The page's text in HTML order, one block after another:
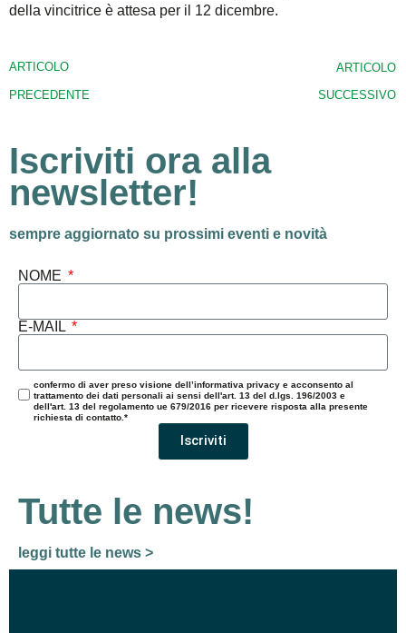
della vincitrice è attesa per il 12 dicembre.
ARTICOLO
PRECEDENTE
ARTICOLO
SUCCESSIVO
Iscriviti ora alla
newsletter!
sempre aggiornato su prossimi eventi e novità
NOME
E-MAIL
confermo di aver preso visione dell’informativa privacy e acconsento al
trattamento dei dati personali ai sensi dell'art. 13 del d.lgs. 196/2003 e
dell'art. 13 del regolamento ue 679/2016 per ricevere risposta alla presente
richiesta di contatto.*
Iscriviti
Tutte le news!
leggi tutte le news >